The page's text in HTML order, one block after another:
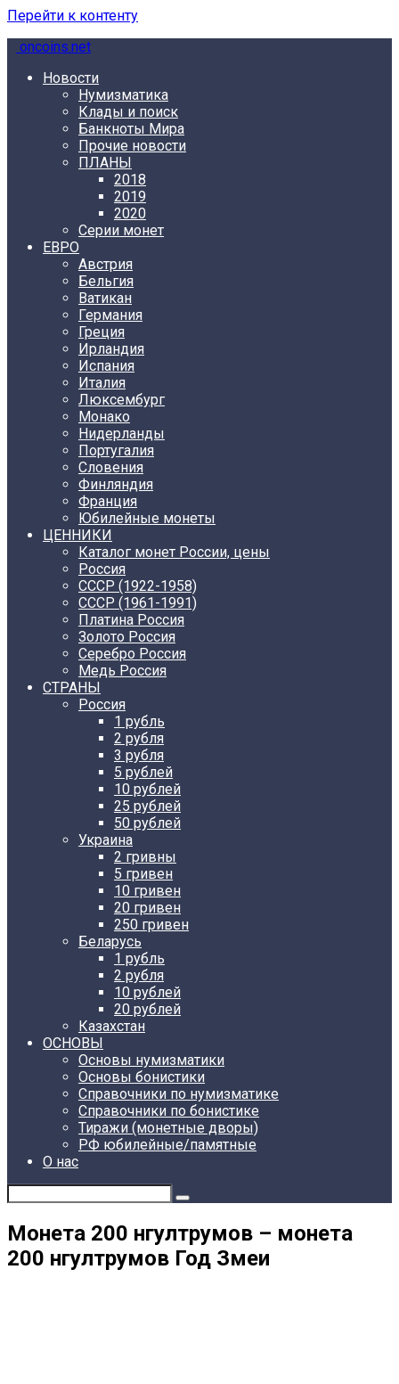
Перейти к контенту
oncoins.net
Новости
Нумизматика
Клады и поиск
Банкноты Мира
Прочие новости
ПЛАНЫ
2018
2019
2020
Серии монет
ЕВРО
Австрия
Бельгия
Ватикан
Германия
Греция
Ирландия
Испания
Италия
Люксембург
Монако
Нидерланды
Португалия
Словения
Финляндия
Франция
Юбилейные монеты
ЦЕННИКИ
Каталог монет России, цены
Россия
СССР (1922-1958)
CCCР (1961-1991)
Платина Россия
Золото Россия
Серебро Россия
Медь Россия
СТРАНЫ
Россия
1 рубль
2 рубля
3 рубля
5 рублей
10 рублей
25 рублей
50 рублей
Украина
2 гривны
5 гривен
10 гривен
20 гривен
250 гривен
Беларусь
1 рубль
2 рубля
10 рублей
20 рублей
Казахстан
ОСНОВЫ
Основы нумизматики
Основы бонистики
Справочники по нумизматике
Справочники по бонистике
Тиражи (монетные дворы)
РФ юбилейные/памятные
О нас
Монета 200 нгултрумов – монета
200 нгултрумов Год Змеи